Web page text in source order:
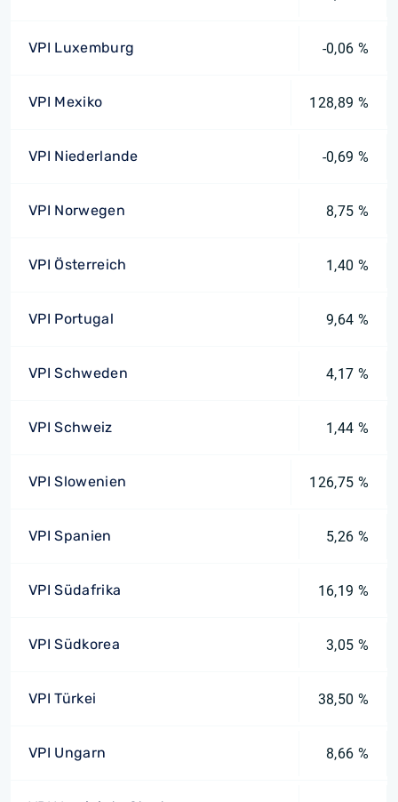
VPI Luxemburg -0,06 %
VPI Mexiko 128,89 %
VPI Niederlande -0,69 %
VPI Norwegen 8,75 %
VPI Österreich 1,40 %
VPI Portugal 9,64 %
VPI Schweden 4,17 %
VPI Schweiz 1,44 %
VPI Slowenien 126,75 %
VPI Spanien 5,26 %
VPI Südafrika 16,19 %
VPI Südkorea 3,05 %
VPI Türkei 38,50 %
VPI Ungarn 8,66 %